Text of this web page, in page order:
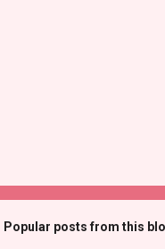
Popular posts from this